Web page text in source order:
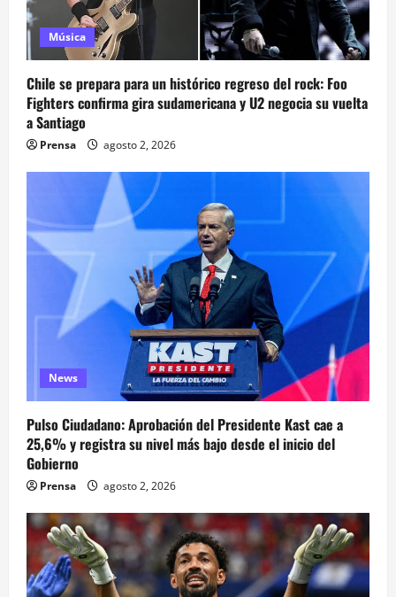
Música
Chile se prepara para un histórico regreso del rock: Foo
Fighters confirma gira sudamericana y U2 negocia su vuelta
a Santiago
Prensa agosto 2, 2026
News
Pulso Ciudadano: Aprobación del Presidente Kast cae a
25,6% y registra su nivel más bajo desde el inicio del
Gobierno
Prensa agosto 2, 2026